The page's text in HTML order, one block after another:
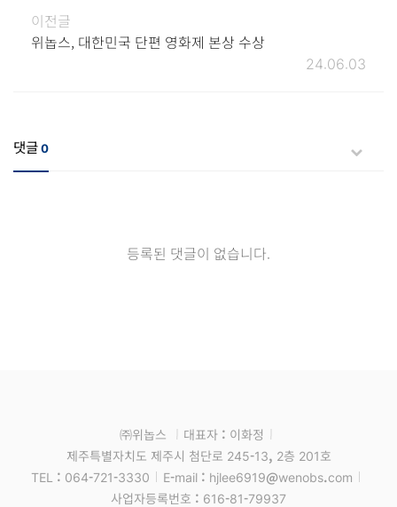
이전글
위놉스, 대한민국 단편 영화제 본상 수상
24.06.03
댓글0
등록된 댓글이 없습니다.
㈜위놉스
대표자 : 이화정
제주특별자치도 제주시 첨단로 245-13, 2층 201호
TEL : 064-721-3330
E-mail : hjlee6919@wenobs.com
사업자등록번호 : 616-81-79937